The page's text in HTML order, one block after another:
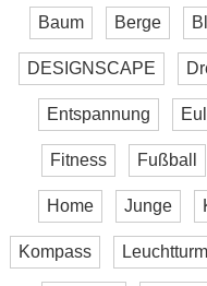
Baum Berge
DESIGNSCAPE
Entspannung
Fitness Fußball
Home Junge
Kompass Leuchtturm